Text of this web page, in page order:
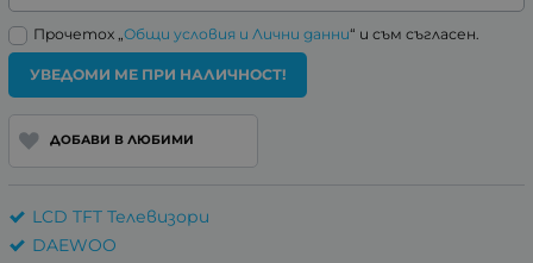
Прочетох „ Общи условия и Лични данни“ и съм съгласен.
УВЕДОМИ МЕ ПРИ НАЛИЧНОСТ!
ДОБАВИ В ЛЮБИМИ
LCD TFT Телевизори
DAEWOO